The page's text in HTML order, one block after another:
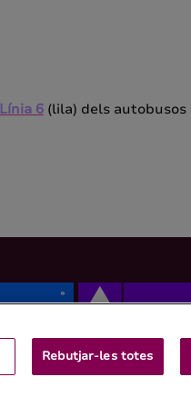
Línia 6 (lila) dels autobusos
Rebutjar-les totes